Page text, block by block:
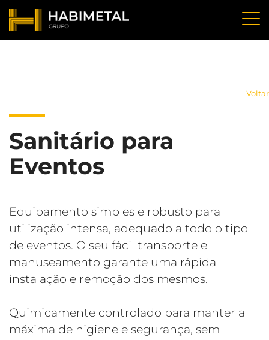
Voltar
Sanitário para
Eventos
Equipamento simples e robusto para
utilização intensa, adequado a todo o tipo
de eventos. O seu fácil transporte e
manuseamento garante uma rápida
instalação e remoção dos mesmos.
Quimicamente controlado para manter a
máxima de higiene e segurança, sem